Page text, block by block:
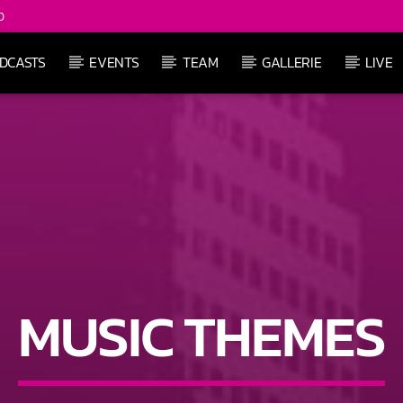
EVENTS TEAM GALLERIE LIVE
MUSIC THEMES